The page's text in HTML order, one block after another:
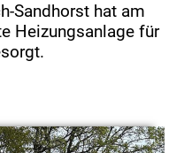
Sandhorst hat am
Heizungsanlage für